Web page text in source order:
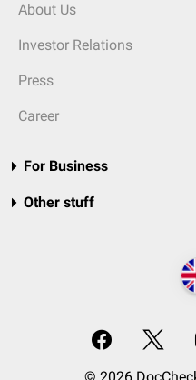
About Us
Investor Relations
Press
Career
For Business
Other stuff